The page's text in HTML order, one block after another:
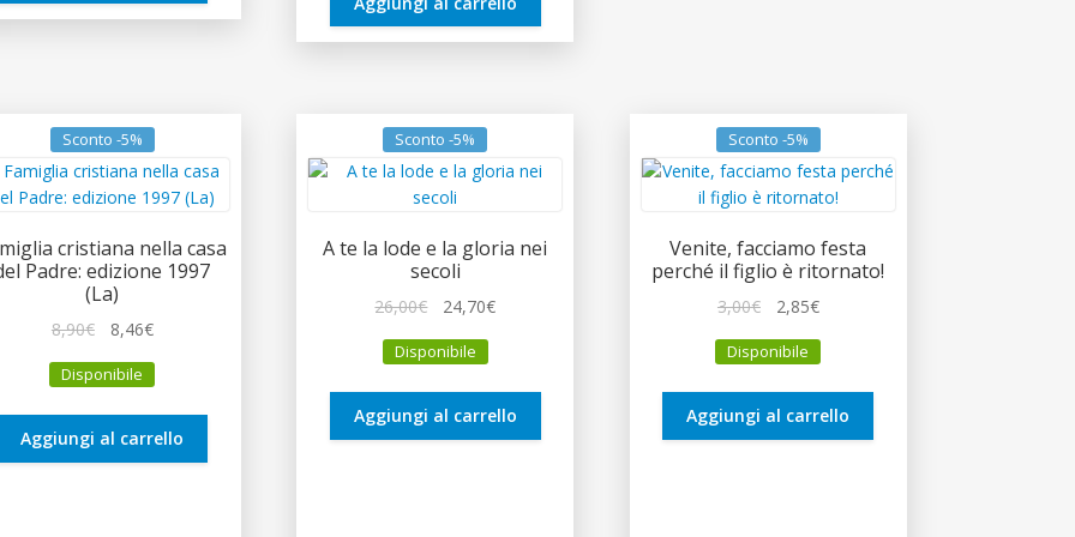
Sconto -5%
cristiana nella casa
Padre: edizione 1997
(La)
8,90€
originale
8,90€.
8,46€Il
attuale
8,46€.
Disponibile
Aggiungi al carrello
Sconto -5%
A te la lode e la gloria nei
secoli
26,00€
originale
26,00€.
24,70€Il
24,70€.
Disponibile
Aggiungi al carrello
Sconto -5%
Venite, facciamo festa
perché il figlio è ritornato!
3,00€
originale
3,00€.
2,85€Il
attuale
2,85€.
Disponibile
Aggiungi al carrello